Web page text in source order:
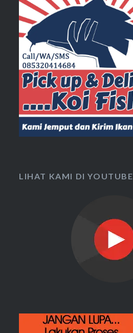
LIHAT KAMI DI YOUTUBE